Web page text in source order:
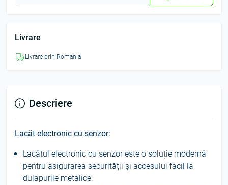
Livrare
Livrare prin Romania
Descriere
Lacăt electronic cu senzor:
Lacătul electronic cu senzor este o soluție modernă
pentru asigurarea securității și accesului facil la
dulapurile metalice.